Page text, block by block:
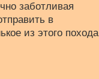
заботливая
в
из этого похода